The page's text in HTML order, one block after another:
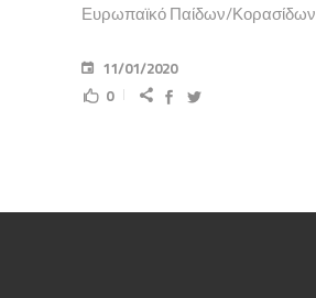
Ευρωπαϊκό Παίδων/Κορασίδων
11/01/2020
0